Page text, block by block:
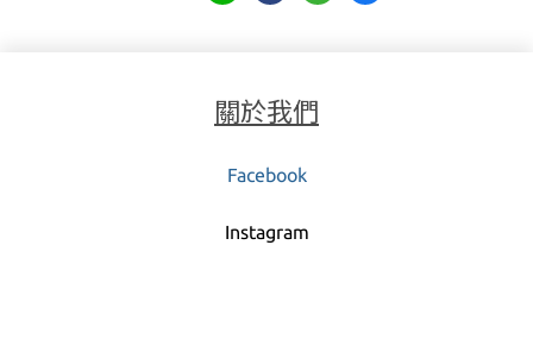
關於我們
Facebook
Instagram